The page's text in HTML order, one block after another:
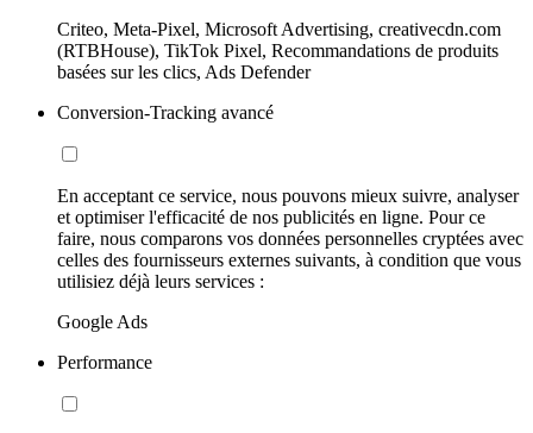
Criteo, Meta-Pixel, Microsoft Advertising, creativecdn.com
(RTBHouse), TikTok Pixel, Recommandations de produits
basées sur les clics, Ads Defender
Conversion-Tracking avancé
En acceptant ce service, nous pouvons mieux suivre, analyser
et optimiser l'efficacité de nos publicités en ligne. Pour ce
faire, nous comparons vos données personnelles cryptées avec
celles des fournisseurs externes suivants, à condition que vous
utilisiez déjà leurs services :
Google Ads
Performance